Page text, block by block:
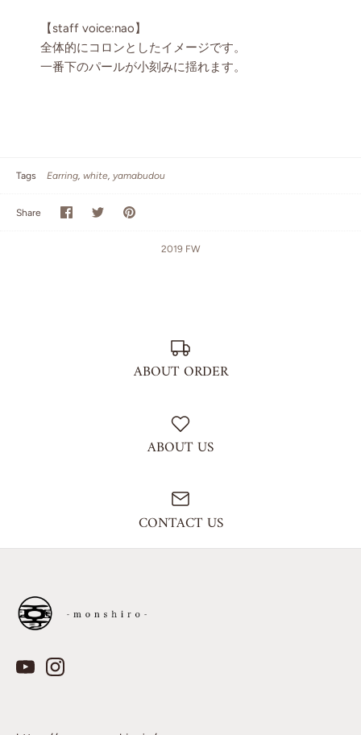
【staff voice:nao】
全体的にコロンとしたイメージです。
一番下のパールが小刻みに揺れます。
Tags Earring white yamabudou
Share
ShareSharePin
2019 FW
ABOUT ORDER
ABOUT US
CONTACT US